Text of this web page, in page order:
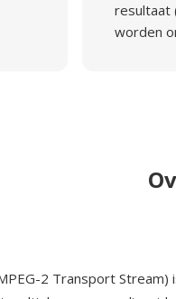
resultaat
worden
2 Transport